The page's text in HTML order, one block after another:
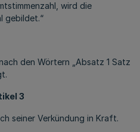
wird die
gebildet.“
den Wörtern „Absatz 1 Satz
3
seiner Verkündung in Kraft.